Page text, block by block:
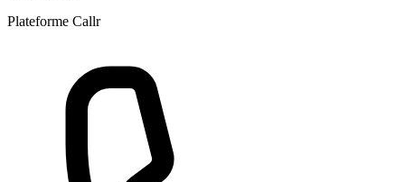
Plateforme Callr